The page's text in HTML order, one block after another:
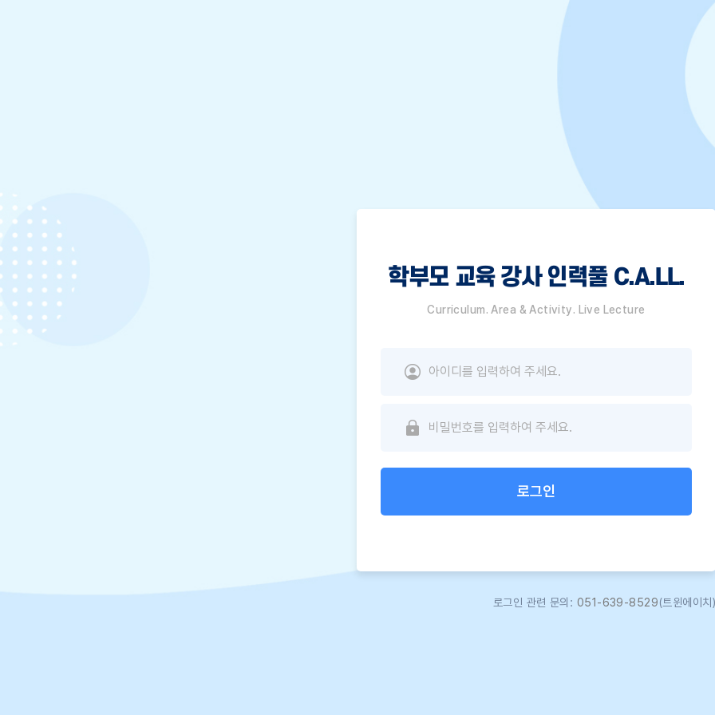
학부모 교육 강사 인력풀 C.A.LL.
Curriculum. Area & Activity. Live Lecture
로그인
로그인 관련 문의: 051-639-8529(트윈에이치)